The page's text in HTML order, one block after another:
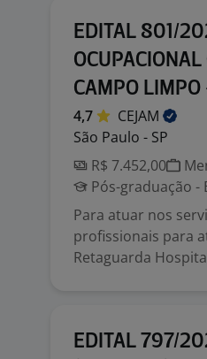
EDITAL 801/
CAMPO LIMPO
4,7
CEJAM
São Paulo - SP
R$ 7.452,00
Pós-graduação -
Para atuar nos
profissionais para
Retaguarda
EDITAL 797/